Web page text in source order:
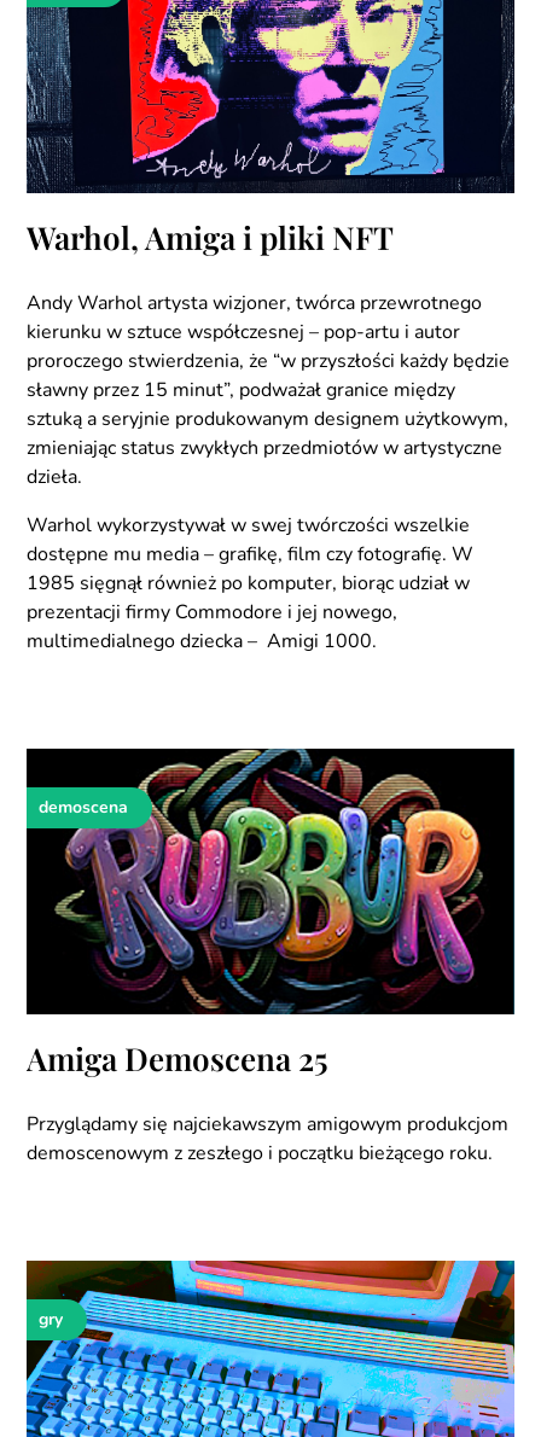
Warhol, Amiga i pliki NFT
Andy Warhol artysta wizjoner, twórca przewrotnego
kierunku w sztuce współczesnej – pop-artu i autor
proroczego stwierdzenia, że “w przyszłości każdy będzie
sławny przez 15 minut”, podważał granice między
sztuką a seryjnie produkowanym designem użytkowym,
zmieniając status zwykłych przedmiotów w artystyczne
dzieła.
Warhol wykorzystywał w swej twórczości wszelkie
dostępne mu media – grafikę, film czy fotografię. W
1985 sięgnął również po komputer, biorąc udział w
prezentacji firmy Commodore i jej nowego,
multimedialnego dziecka – Amigi 1000.
demoscena
Amiga Demoscena 25
Przyglądamy się najciekawszym amigowym produkcjom
demoscenowym z zeszłego i początku bieżącego roku.
gry